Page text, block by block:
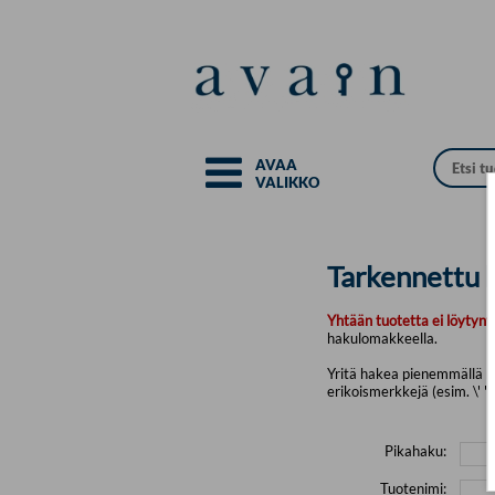
AVAA
VALIKKO
Tarkennettu
Yhtään tuotetta ei löytynyt.
hakulomakkeella.
Yritä hakea pienemmällä
erikoismerkkejä (esim. \' "
Pikahaku:
Tuotenimi: